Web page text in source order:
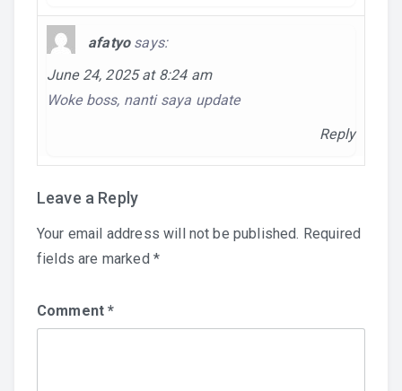
afatyo says:
June 24, 2025 at 8:24 am
Woke boss, nanti saya update
Reply
Leave a Reply
Your email address will not be published. Required
fields are marked *
Comment*